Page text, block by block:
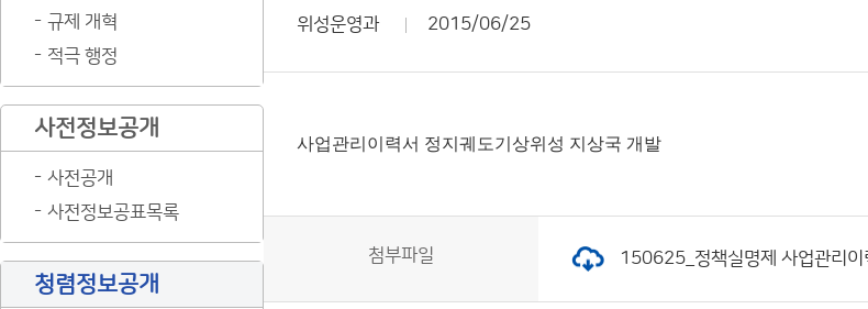
규제 개혁
적극 행정
사전정보공개
사전공개
사전정보공표목록
청렴정보공개
위성운영과 2015/06/25
사업관리이력서 정지궤도기상위성 지상국 개발
첨부파일 150625_정책실명제 사업관리